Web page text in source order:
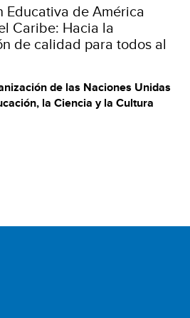
Educativa de América
Caribe: Hacia la
de calidad para todos al
de las Naciones Unidas
la Ciencia y la Cultura